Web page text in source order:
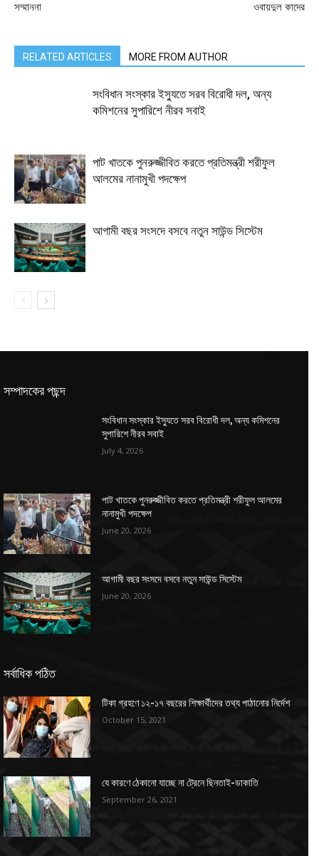
সম্মাননা
ওবায়দুল কাদের
RELATED ARTICLES MORE FROM AUTHOR
সংবিধান সংস্কার ইস্যুতে সরব বিরোধী দল, অন্য
কমিশনের সুপারিশে নীরব সবাই
পাট খাতকে পুনরুজ্জীবিত করতে প্রতিমন্ত্রী শরীফুল
আলমের নানামুখী পদক্ষেপ
আগামী বছর সংসদে বসবে নতুন সাউন্ড সিস্টেম
সম্পাদকের পছন্দ
সংবিধান সংস্কার ইস্যুতে সরব বিরোধী দল, অন্য কমিশনের
সুপারিশে নীরব সবাই
July 4, 2026
পাট খাতকে পুনরুজ্জীবিত করতে প্রতিমন্ত্রী শরীফুল আলমের
নানামুখী পদক্ষেপ
June 20, 2026
আগামী বছর সংসদে বসবে নতুন সাউন্ড সিস্টেম
June 20, 2026
সর্বাধিক পঠিত
টিকা গ্রহণে ১২-১৭ বছরের শিক্ষার্থীদের তথ্য পাঠানোর নির্দেশ
October 15, 2021
যে কারণে ঠেকানো যাচ্ছে না ট্রেনে ছিনতাই-ডাকাতি
September 26, 2021